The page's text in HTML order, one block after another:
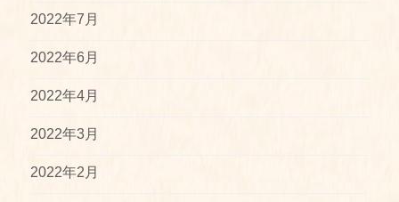
2022年7月
2022年6月
2022年4月
2022年3月
2022年2月